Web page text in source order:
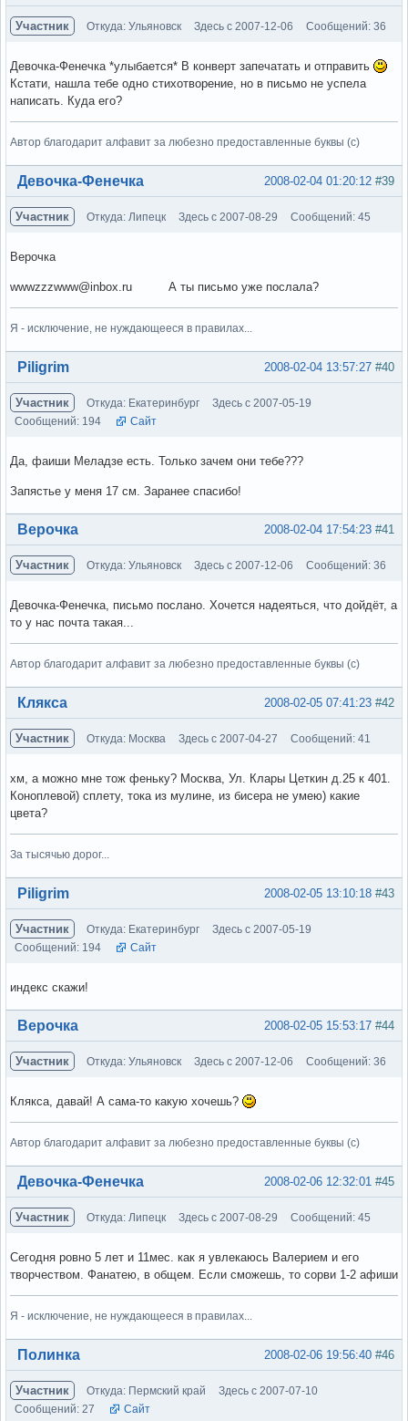
Участник Откуда: Ульяновск Здесь с 2007-12-06 Сообщений: 36
Девочка-Фенечка *улыбается* В конверт запечатать и отправить
Кстати, нашла тебе одно стихотворение, но в письмо не успела
написать. Куда его?
Автор благодарит алфавит за любезно предоставленные буквы (с)
Вне форума #39
2008-02-04 01:20:12
Девочка-Фенечка
Участник Откуда: Липецк Здесь с 2007-08-29 Сообщений: 45
Верочка
wwwzzzwww@inbox.ru А ты письмо уже послала?
Я - исключение, не нуждающееся в правилах...
Вне форума #40
2008-02-04 13:57:27
Piligrim
Участник Откуда: Екатеринбург
Здесь с 2007-05-19
Сообщений: 194
Сайт
Да, фаиши Меладзе есть. Только зачем они тебе???
Запястье у меня 17 см. Заранее спасибо!
Вне форума #41
2008-02-04 17:54:23
Верочка
Участник Откуда: Ульяновск Здесь с 2007-12-06 Сообщений: 36
Девочка-Фенечка, письмо послано. Хочется надеяться, что дойдёт, а
то у нас почта такая...
Автор благодарит алфавит за любезно предоставленные буквы (с)
Вне форума #42
2008-02-05 07:41:23
Клякса
Участник Откуда: Москва Здесь с 2007-04-27 Сообщений: 41
хм, а можно мне тож феньку? Москва, Ул. Клары Цеткин д.25 к 401.
Коноплевой) сплету, тока из мулине, из бисера не умею) какие
цвета?
За тысячью дорог...
Вне форума #43
2008-02-05 13:10:18
Piligrim
Участник Откуда: Екатеринбург
Здесь с 2007-05-19
Сообщений: 194
Сайт
индекс скажи!
Вне форума #44
2008-02-05 15:53:17
Верочка
Участник Откуда: Ульяновск Здесь с 2007-12-06 Сообщений: 36
Клякса, давай! А сама-то какую хочешь?
Автор благодарит алфавит за любезно предоставленные буквы (с)
Вне форума #45
2008-02-06 12:32:01
Девочка-Фенечка
Участник Откуда: Липецк Здесь с 2007-08-29 Сообщений: 45
Сегодня ровно 5 лет и 11мес. как я увлекаюсь Валерием и его
творчеством. Фанатею, в общем. Если сможешь, то сорви 1-2 афиши
Я - исключение, не нуждающееся в правилах...
Вне форума #46
2008-02-06 19:56:40
Полинка
Участник Откуда: Пермский край
Здесь с 2007-07-10
Сообщений: 27
Сайт